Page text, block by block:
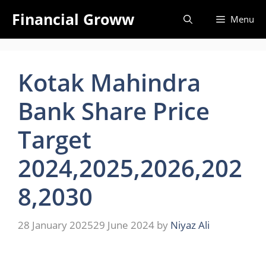
content
Financial Groww Menu
Kotak Mahindra
Bank Share Price
Target
2024,2025,2026,202
8,2030
28 January 202529 June 2024 by Niyaz Ali